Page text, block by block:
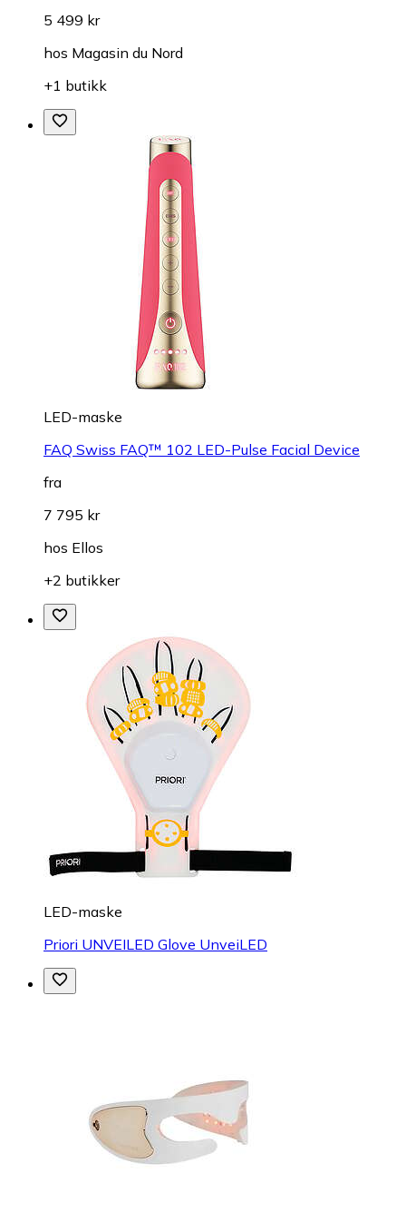
5 499 kr
hos Magasin du Nord
+1 butikk
LED-maske
FAQ Swiss FAQ™ 102 LED-Pulse Facial Device
fra
7 795 kr
hos Ellos
+2 butikker
LED-maske
Priori UNVEILED Glove UnveiLED